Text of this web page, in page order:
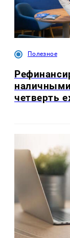
Полезное
четверть